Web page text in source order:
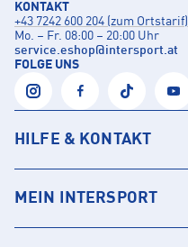
KONTAKT
+43 7242 600 204 (zum Ortstarif)
Mo. – Fr. 08:00 – 20:00 Uhr
service.eshop@intersport.at
FOLGE UNS
HILFE & KONTAKT
MEIN INTERSPORT